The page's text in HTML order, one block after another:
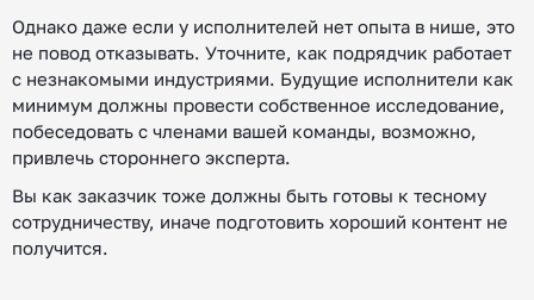
Однако даже если у исполнителей нет опыта в нише, это
не повод отказывать. Уточните, как подрядчик работает
с незнакомыми индустриями. Будущие исполнители как
минимум должны провести собственное исследование,
побеседовать с членами вашей команды, возможно,
привлечь стороннего эксперта.
Вы как заказчик тоже должны быть готовы к тесному
сотрудничеству, иначе подготовить хороший контент не
получится.